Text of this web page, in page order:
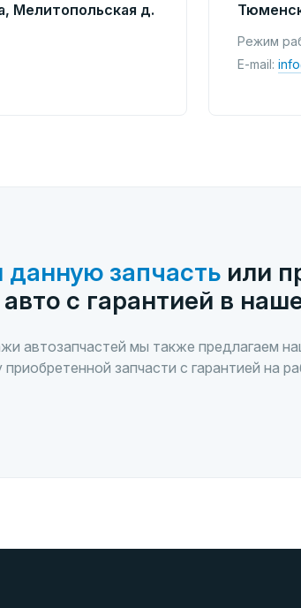
Мелитопольская д.
Режим
E-mail:
данную запчастьили
с гарантией в
автозапчастей мы также предлагаем
приобретенной запчасти с гарантией на